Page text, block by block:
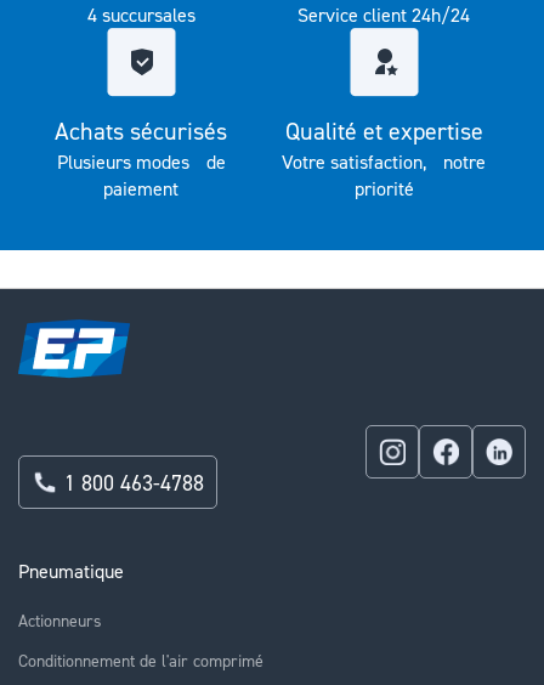
4 succursales Service client 24h/24
Achats sécurisés
Plusieurs modes de
paiement
Qualité et expertise
Votre satisfaction, notre
priorité
Pneumatique
Actionneurs
Conditionnement de l'air comprimé
1 800 463-4788